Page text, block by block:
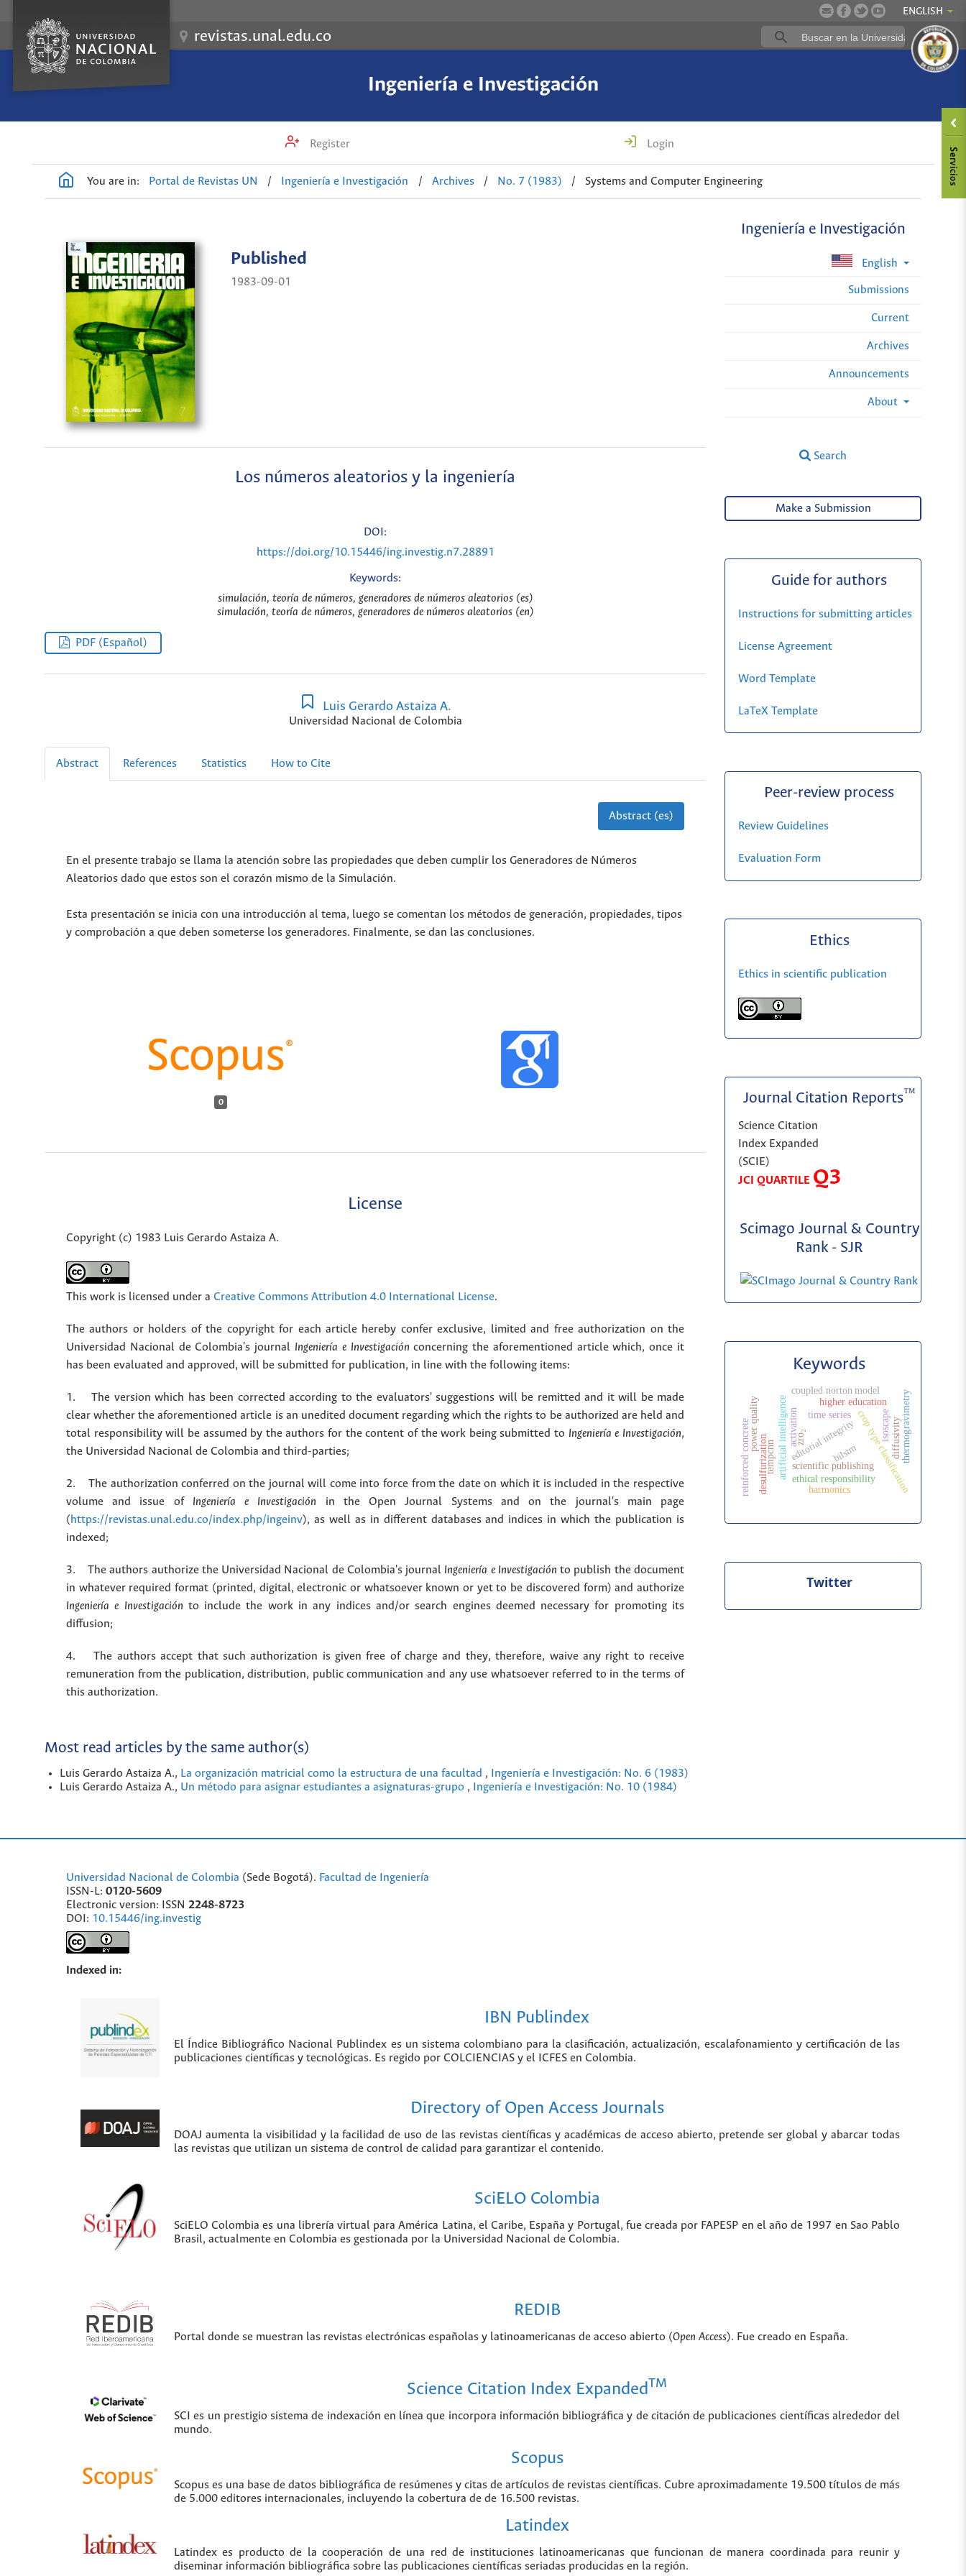
ENGLISH
revistas.unal.edu.co
Ingeniería e Investigación
Register Login
You are in: Portal de Revistas UN / Ingeniería e Investigación / Archives / No. 7 (1983) / Systems and Computer Engineering
Ingeniería e Investigación
English
Submissions
Current
Archives
Announcements
About
Search
Published
1983-09-01
Los números aleatorios y la ingeniería
DOI:
https://doi.org/10.15446/ing.investig.n7.28891
Keywords:
simulación, teoría de números, generadores de números aleatorios (es)
simulación, teoría de números, generadores de números aleatorios (en)
PDF (Español)
Luis Gerardo Astaiza A.
Universidad Nacional de Colombia
Abstract References Statistics How to Cite
Abstract (es)
En el presente trabajo se llama la atención sobre las propiedades que deben cumplir los Generadores de Números
Aleatorios dado que estos son el corazón mismo de la Simulación.
Esta presentación se inicia con una introducción al tema, luego se comentan los métodos de generación, propiedades, tipos
y comprobación a que deben someterse los generadores. Finalmente, se dan las conclusiones.
0
License
Copyright (c) 1983 Luis Gerardo Astaiza A.
This work is licensed under a Creative Commons Attribution 4.0 International License.
The authors or holders of the copyright for each article hereby confer exclusive, limited and free authorization on the
Universidad Nacional de Colombia's journal Ingeniería e Investigación concerning the aforementioned article which, once it
has been evaluated and approved, will be submitted for publication, in line with the following items:
1. The version which has been corrected according to the evaluators' suggestions will be remitted and it will be made
clear whether the aforementioned article is an unedited document regarding which the rights to be authorized are held and
total responsibility will be assumed by the authors for the content of the work being submitted to Ingeniería e Investigación,
the Universidad Nacional de Colombia and third-parties;
2. The authorization conferred on the journal will come into force from the date on which it is included in the respective
volume and issue ofIngeniería e Investigación in the Open Journal Systems and on the journal's main page
(https://revistas.unal.edu.co/index.php/ingeinv), as well as in different databases and indices in which the publication is
indexed;
3. The authors authorize the Universidad Nacional de Colombia's journal Ingeniería e Investigación to publish the document
in whatever required format (printed, digital, electronic or whatsoever known or yet to be discovered form) and authorize
Ingeniería e Investigación to include the work in any indices and/or search engines deemed necessary for promoting its
diffusion;
4. The authors accept that such authorization is given free of charge and they, therefore, waive any right to receive
remuneration from the publication, distribution, public communication and any use whatsoever referred to in the terms of
this authorization.
Most read articles by the same author(s)
Luis Gerardo Astaiza A., La organización matricial como la estructura de una facultad ,
Ingeniería e Investigación: No. 6 (1983)
Luis Gerardo Astaiza A., Un método para asignar estudiantes a asignaturas-grupo , Ingeniería e Investigación: No. 10 (1984)
Make a Submission
Guide for authors
Instructions for submitting articles
License Agreement
Word Template
LaTeX Template
Peer-review process
Review Guidelines
Evaluation Form
Ethics
Ethics in scientific publication
Journal Citation Reports™
Science Citation
Index Expanded
(SCIE)
JCI QUARTILE Q3
Scimago Journal & Country
Rank - SJR
Keywords
artificial intelligence scientific publishing
editorial integritycrop type classification
time series
tempcnn bilstm
activation
desulfurization diffusivitythermogravimetry
higher education
ethical responsibility
coupled norton model
harmonics
p
o
w
e
r
q
u
a
l
i
t
y isoscape
reinforced concrete zro₂
Twitter
Universidad Nacional de Colombia (Sede Bogotá). Facultad de Ingeniería
ISSN-L: 0120-5609
Electronic version: ISSN 2248-8723
DOI: 10.15446/ing.investig
Indexed in:
IBN Publindex
El Índice Bibliográfico Nacional Publindex es un sistema colombiano para la clasificación, actualización, escalafonamiento y certificación de las
publicaciones científicas y tecnológicas. Es regido por COLCIENCIAS y el ICFES en Colombia.
Directory of Open Access Journals
DOAJ aumenta la visibilidad y la facilidad de uso de las revistas científicas y académicas de acceso abierto, pretende ser global y abarcar todas
las revistas que utilizan un sistema de control de calidad para garantizar el contenido.
SciELO Colombia
SciELO Colombia es una librería virtual para América Latina, el Caribe, España y Portugal, fue creada por FAPESP en el año de 1997 en Sao Pablo
Brasil, actualmente en Colombia es gestionada por la Universidad Nacional de Colombia.
REDIB
Portal donde se muestran las revistas electrónicas españolas y latinoamericanas de acceso abierto (Open Access). Fue creado en España.
Science Citation Index ExpandedTM
SCI es un prestigio sistema de indexación en línea que incorpora información bibliográfica y de citación de publicaciones científicas alrededor del
mundo.
Scopus
Scopus es una base de datos bibliográfica de resúmenes y citas de artículos de revistas científicas. Cubre aproximadamente 19.500 títulos de más
de 5.000 editores internacionales, incluyendo la cobertura de de 16.500 revistas.
Latindex
Latindex es producto de la cooperación de una red de instituciones latinoamericanas que funcionan de manera coordinada para reunir y
diseminar información bibliográfica sobre las publicaciones científicas seriadas producidas en la región.